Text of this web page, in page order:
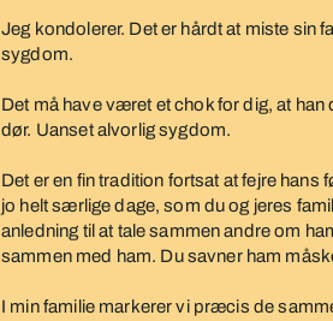
Jeg kondolerer. Det er hårdt at miste sin
sygdom.
Det må have været et chok for dig, at
dør. Uanset alvorlig sygdom.
Det er en fin tradition fortsat at fejre
jo helt særlige dage, som du og jeres
anledning til at tale sammen andre om
sammen med ham. Du savner ham
I min familie markerer vi præcis de